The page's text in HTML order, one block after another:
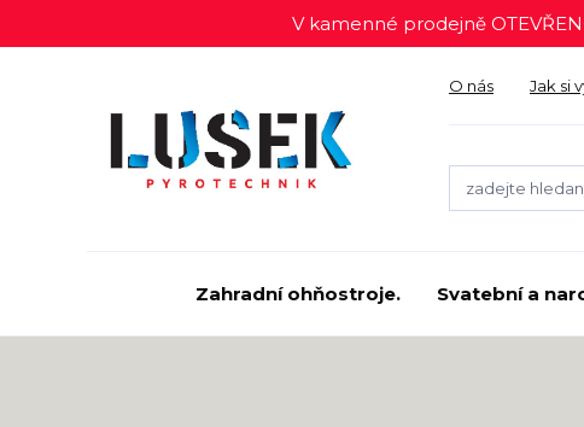
V kamenné prodejně
O nás Jak si
Zahradní ohňostroje. Svatební a